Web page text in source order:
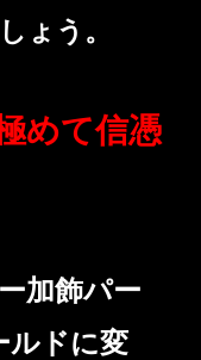
ょう。
めて信憑
加飾パー
ルドに変